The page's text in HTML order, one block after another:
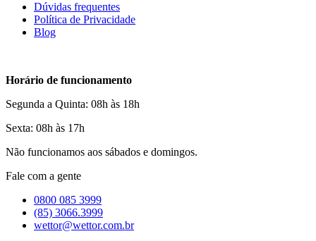
Dúvidas frequentes
Política de Privacidade
Blog
Horário de funcionamento
Segunda a Quinta: 08h às 18h
Sexta: 08h às 17h
Não funcionamos aos sábados e domingos.
Fale com a gente
0800 085 3999
(85) 3066.3999
wettor@wettor.com.br